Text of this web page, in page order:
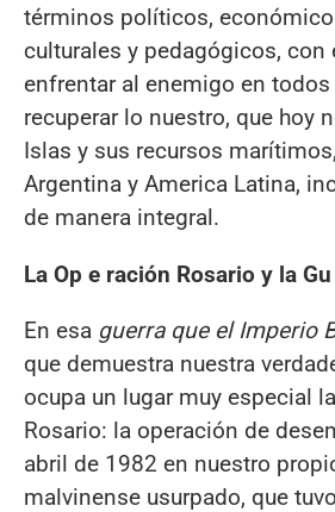
términos políticos,
culturales y pedagógicos,
enfrentar al enemigo en
recuperar lo nuestro, que hoy
Islas y sus recursos
Argentina y America Latina,
de manera integral.
La Op e ración Rosario y la Gu
En esa guerra que el Imperio
que demuestra nuestra
ocupa un lugar muy especial
Rosario: la operación de
abril de 1982 en nuestro
malvinense usurpado, que